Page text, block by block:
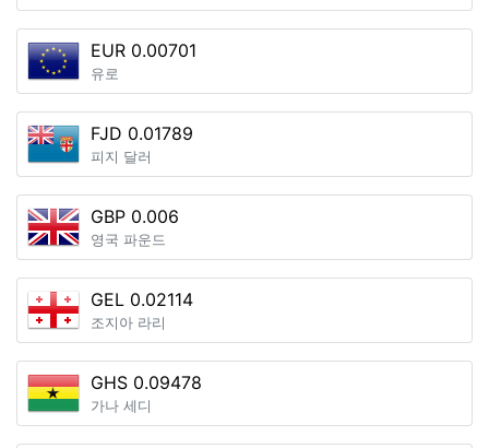
EUR 0.00701
유로
FJD 0.01789
피지 달러
GBP 0.006
영국 파운드
GEL 0.02114
조지아 라리
GHS 0.09478
가나 세디